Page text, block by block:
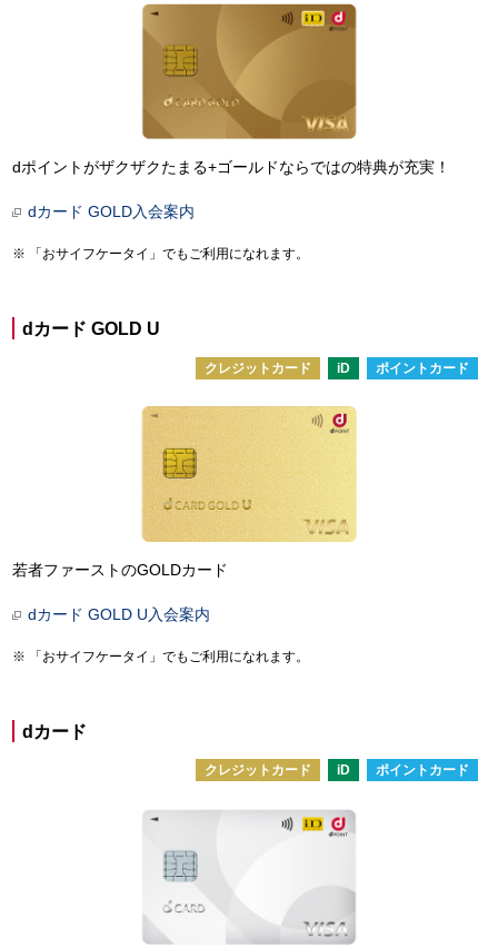
dポイントがザクザクたまる+ゴールドならではの特典が充実！
dカード GOLD入会案内
「おサイフケータイ」でもご利用になれます。
dカード GOLD U
クレジットカード iD ポイントカード
若者ファーストのGOLDカード
dカード GOLD U入会案内
「おサイフケータイ」でもご利用になれます。
dカード
クレジットカード iD ポイントカード